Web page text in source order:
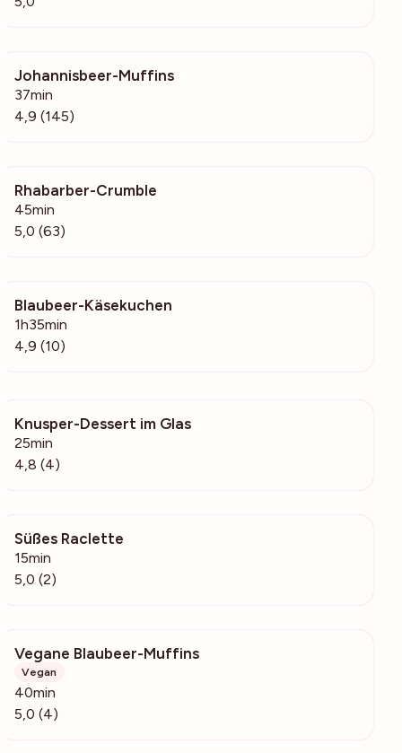
Johannisbeer-Muffins
37min
4,9 (145)
Rhabarber-Crumble
45min
5,0 (63)
Blaubeer-Käsekuchen
1h35min
4,9 (10)
Knusper-Dessert im Glas
25min
4,8 (4)
Süßes Raclette
15min
5,0 (2)
Vegane Blaubeer-Muffins
Vegan
40min
5,0 (4)